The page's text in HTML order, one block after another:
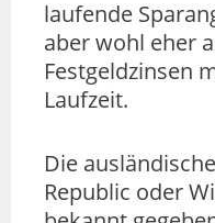
laufende
aber wohl eher
Festgeldzinsen
Laufzeit.
Die
Republic oder